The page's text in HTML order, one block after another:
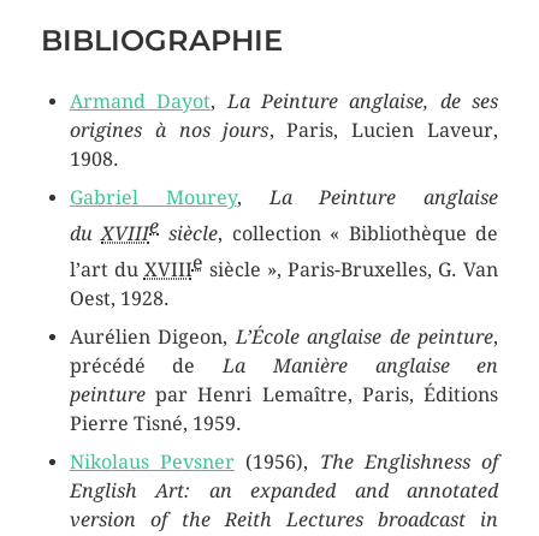
BIBLIOGRAPHIE
Armand Dayot, La Peinture anglaise, de ses
origines à nos jours, Paris, Lucien Laveur,
1908.
Gabriel Mourey, La Peinture anglaise
duXVIIIe siècle, collection « Bibliothèque de
l’art du XVIIIe siècle », Paris-Bruxelles, G. Van
Oest, 1928.
Aurélien Digeon,L’École anglaise de peinture,
précédé deLa Manière anglaise en
peinturepar Henri Lemaître, Paris, Éditions
Pierre Tisné, 1959.
Nikolaus Pevsner(1956), The Englishness of
English Art: an expanded and annotated
version of the Reith Lectures broadcast in